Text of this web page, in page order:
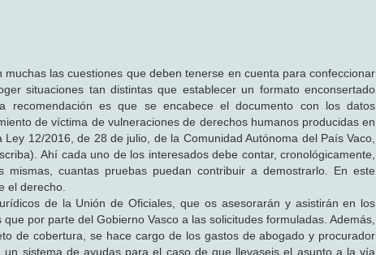
las cuestiones que deben tenerse en cuenta para confeccionar
situaciones tan distintas que establecer un formato enconsertado
recomendación es que se encabece el documento con los datos
de víctima de vulneraciones de derechos humanos producidas en
12/2016, de 28 de julio, de la Comunidad Autónoma del País Vaco,
Ahí cada uno de los interesados debe contar, cronológicamente,
cuantas pruebas puedan contribuir a demostrarlo. En este
el derecho.
de la Unión de Oficiales, que os asesorarán y asistirán en los
por parte del Gobierno Vasco a las solicitudes formuladas. Además,
de cobertura, se hace cargo de los gastos de abogado y procurador
sistema de ayudas para el caso de que llevaseis el asunto a la vía